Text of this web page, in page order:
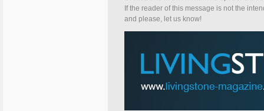
If the reader of this message is not the
and please, let us know!